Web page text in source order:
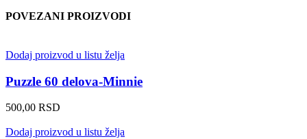
POVEZANI PROIZVODI
Dodaj proizvod u listu želja
Puzzle 60 delova-Minnie
500,00 RSD
Dodaj proizvod u listu želja